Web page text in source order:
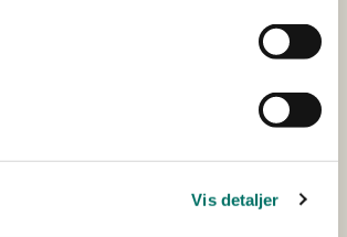
Vis detaljer
er du velkommen til at kontakte
80 00 eller sende en e-mail